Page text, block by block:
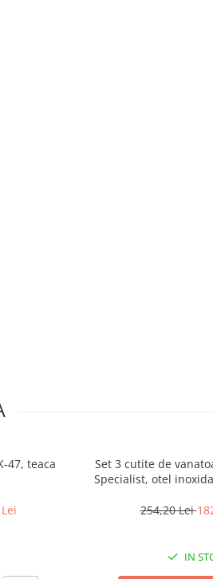
47, teaca
Set 3 cutite de
Specialist, otel
254,20 Lei
IN